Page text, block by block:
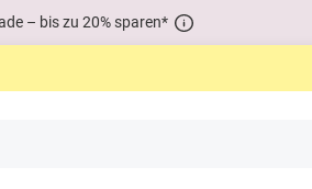
– bis zu 20% sparen*